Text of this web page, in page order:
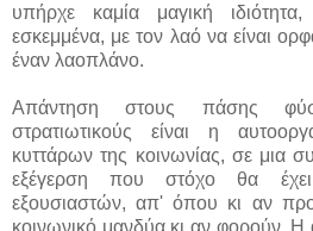
υπήρχε καμία μαγική
εσκεμμένα, με τον λαό να είναι
έναν λαοπλάνο.
Απάντηση στους πάσης
στρατιωτικούς είναι η
κυττάρων της κοινωνίας, σε μια
εξέγερση που στόχο θα
εξουσιαστών, απ' όπου κι αν
κοινωνικό μανδύα κι αν φορούν. Η